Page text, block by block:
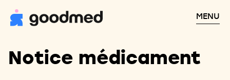
MENU
Notice médicament